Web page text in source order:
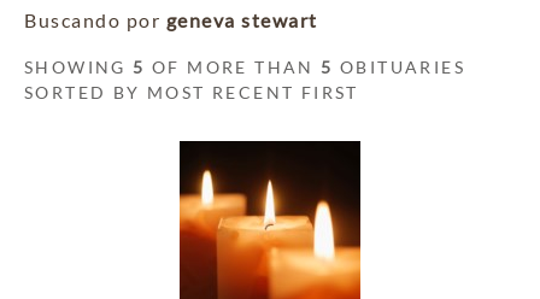
Buscando por geneva stewart
SHOWING 5 OF MORE THAN 5 OBITUARIES
SORTED BY MOST RECENT FIRST